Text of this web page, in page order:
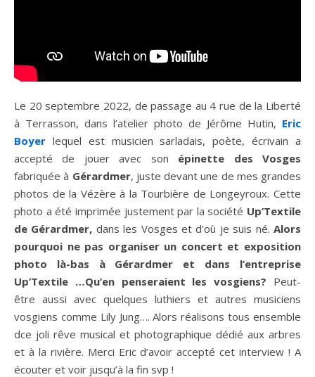
Le 20 septembre 2022, de passage au 4 rue de la Liberté
à Terrasson, dans l’atelier photo de Jérôme Hutin, Eric
Boyer lequel est musicien sarladais, poète, écrivain a
accepté de jouer avec son épinette des Vosges
fabriquée à Gérardmer, juste devant une de mes grandes
photos de la Vézère à la Tourbière de Longeyroux. Cette
photo a été imprimée justement par la société Up’Textile
de Gérardmer, dans les Vosges et d’où je suis né.Alors
pourquoi ne pas organiser un concert et exposition
photo là-bas à Gérardmer et dans l’entreprise
Up’Textile …Qu’en penseraient les vosgiens? Peut-
être aussi avec quelques luthiers et autres musiciens
vosgiens comme Lily Jung…. Alors réalisons tous ensemble
dce joli rêve musical et photographique dédié aux arbres
et à la rivière. Merci Eric d’avoir accepté cet interview ! A
écouter et voir jusqu’à la fin svp !